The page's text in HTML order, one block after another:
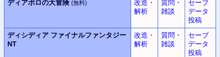
ディアボロの大冒険 (無料)
改造・
解析
質問・
雑談
セーブ
データ
投稿
ディシディア ファイナルファンタジー
NT
改造・
解析
質問・
雑談
セーブ
データ
投稿